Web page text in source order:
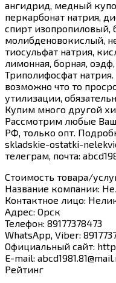
ангидрид, медный
перкарбонат натрия,
спирт
молибденовокислый,
тиосульфат натрия,
лимонная, борная,
Триполифосфат
возможно что то
утилизации,
Купим много другой
Рассмотрим любые
РФ, только опт.
skladskie-ostatki-
телеграм, почта:
Стоимость товара/
Название компании:
Контактное лицо:
Адрес: Орск
Телефон: 89177378473
WhatsApp, Viber:
Официальный сайт:
E-mail:
Рейтинг